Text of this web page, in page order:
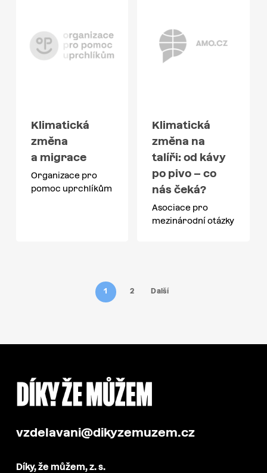
Klimatická
změna
a migrace
Organizace pro
pomoc uprchlíkům
Klimatická
změna na
talíři: od kávy
po pivo – co
nás čeká?
Asociace pro
mezinárodní otázky
1 2 Další
vzdelavani@dikyzemuzem.cz
Díky, že můžem, z. s.